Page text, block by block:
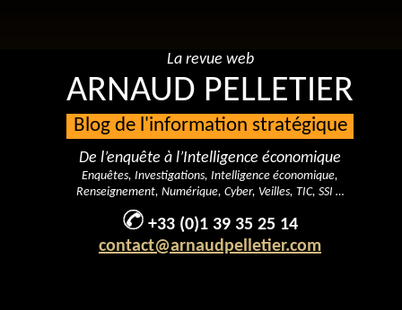
La revue web
ARNAUD PELLETIER
Blog de l'information stratégique
De l’enquête à l’Intelligence économique
Enquêtes, Investigations, Intelligence économique,
Renseignement, Numérique, Cyber, Veilles, TIC, SSI …
+33 (0)1 39 35 25 14
contact@arnaudpelletier.com